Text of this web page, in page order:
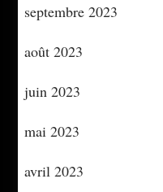
septembre 2023
août 2023
juin 2023
mai 2023
avril 2023